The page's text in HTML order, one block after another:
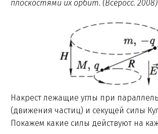
плоскостями их орбит. (Всеросс. 2008)
Накрест лежащие углы при
(движения частиц) и секущей силы
Покажем какие силы действуют на